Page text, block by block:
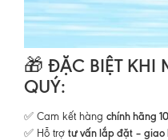
🎁 ĐẶC BIỆT KHI
QUÝ:
✅ Cam kết hàng chính hãng
✅ Hỗ trợ tư vấn lắp đặt – giao